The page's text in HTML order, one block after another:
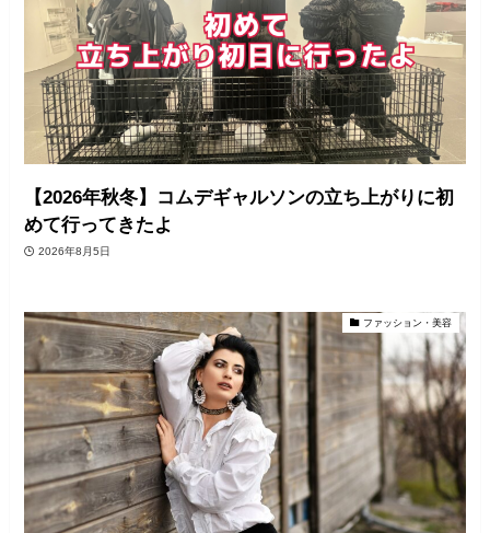
【2026年秋冬】コムデギャルソンの立ち上がりに初
めて行ってきたよ
2026年8月5日
ファッション・美容